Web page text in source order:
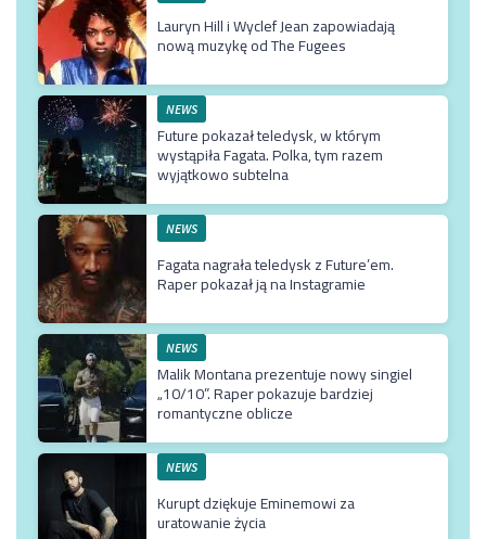
Lauryn Hill i Wyclef Jean zapowiadają
nową muzykę od The Fugees
NEWS
Future pokazał teledysk, w którym
wystąpiła Fagata. Polka, tym razem
wyjątkowo subtelna
NEWS
Fagata nagrała teledysk z Future’em.
Raper pokazał ją na Instagramie
NEWS
Malik Montana prezentuje nowy singiel
„10/10”. Raper pokazuje bardziej
romantyczne oblicze
NEWS
Kurupt dziękuje Eminemowi za
uratowanie życia